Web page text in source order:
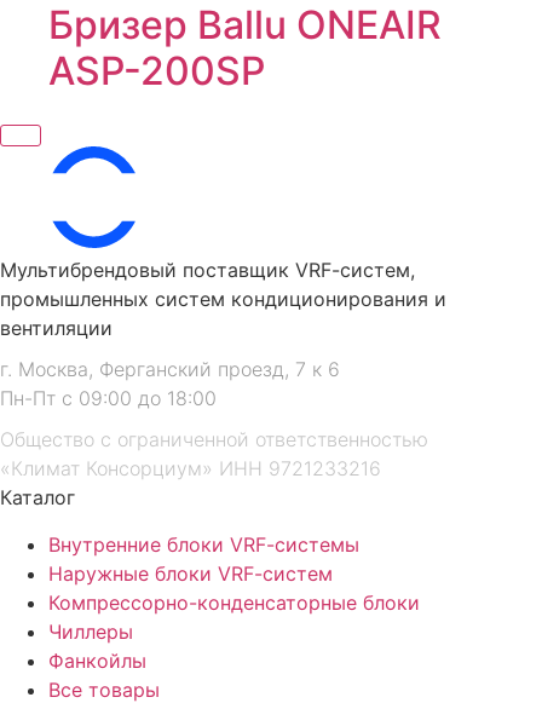
Бризер Ballu ONEAIR
ASP-200SP
Мультибрендовый поставщик VRF-cистем,
промышленных систем кондиционирования и
вентиляции
г. Москва, Ферганский проезд, 7 к 6
Пн-Пт с 09:00 до 18:00
Общество с ограниченной ответственностью
«Климат Консорциум» ИНН 9721233216
Каталог
Внутренние блоки VRF-cистемы
Наружные блоки VRF-cистем
Компрессорно-конденсаторные блоки
Чиллеры
Фанкойлы
Все товары